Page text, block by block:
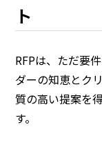
ト
RFPは、ただ要
ダーの知恵とク
質の高い提案を
す。